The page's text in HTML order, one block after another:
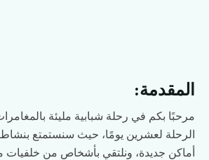
المقدمة:
مرحبًا بكم في رحلة شبابية مليئة
الرحلة لعشرين يومًا، حيث سنستمتع
أماكن جديدة، ونلتقي بأشخاص من خلفيات